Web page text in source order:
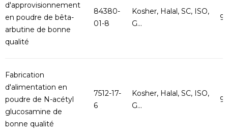
d'approvisionnement
en poudre de bêta-
arbutine de bonne
qualité
84380-
01-8
Kosher, Halal, SC, ISO,
G...
Fabrication
d'alimentation en
poudre de N-acétyl
glucosamine de
bonne qualité
7512-17-
6
Kosher, Halal, SC, ISO,
G...